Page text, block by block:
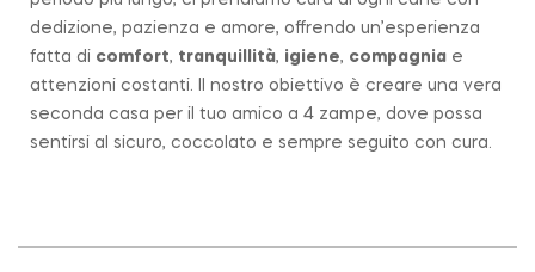
dedizione, pazienza e amore, offrendo un’esperienza
fatta di comfort, tranquillità, igiene, compagnia e
attenzioni costanti. Il nostro obiettivo è creare una vera
seconda casa per il tuo amico a 4 zampe, dove possa
sentirsi al sicuro, coccolato e sempre seguito con cura.